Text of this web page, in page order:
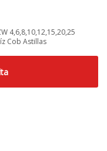
4,6,8,10,12,15,20,25
Cob Astillas